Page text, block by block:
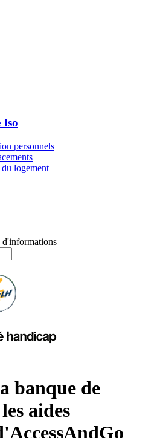
Iso
personnels
du logement
banque de
aides